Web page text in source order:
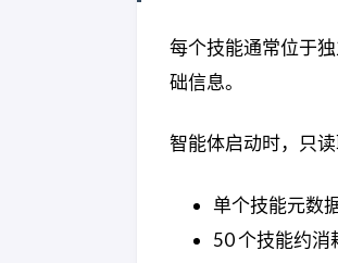
每个技能通常位于
础信息。
智能体启动时，只
单个技能元数
50 个技能约消